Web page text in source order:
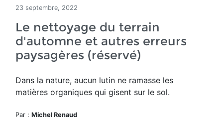
23 septembre, 2022
Le nettoyage du terrain
d'automne et autres erreurs
paysagères (réservé)
Dans la nature, aucun lutin ne ramasse les
matières organiques qui gisent sur le sol.
Par : Michel Renaud